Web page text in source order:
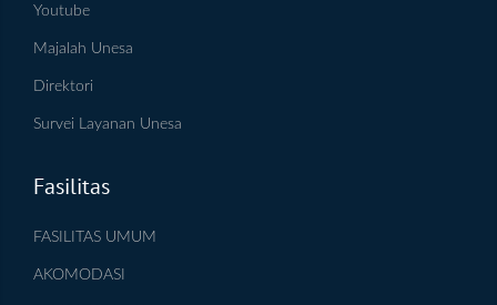
Youtube
Majalah Unesa
Direktori
Survei Layanan Unesa
Fasilitas
FASILITAS UMUM
AKOMODASI